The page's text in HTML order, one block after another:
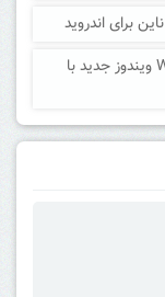
دانلود Windows 11 25H2 Build 27774.1000 ویندوز جدید با